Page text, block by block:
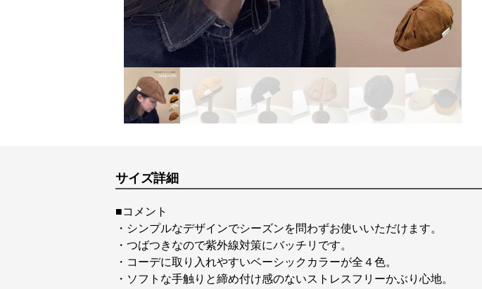
サイズ詳細
■コメント
・シンプルなデザインでシーズンを問わずお使いいただけます。
・つばつきなので紫外線対策にバッチリです。
・コーデに取り入れやすいベーシックカラーが全４色。
・ソフトな手触りと締め付け感のないストレスフリーかぶり心地。